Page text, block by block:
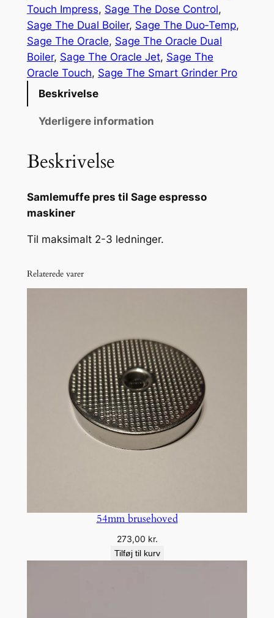
f
f
e
p
r
S
g
e
s
r
t
Touch Impress, Sage The Dose Control
Sage The Dual Boiler, Sage The Duo‑Temp
Sage The Oracle, Sage The Oracle Dual
Boiler, Sage The Oracle Jet, Sage The
Oracle Touch, Sage The Smart Grinder Pro
Beskrivelse
Yderligere information
Beskrivelse
Samlemuffe pres til Sage espresso
maskiner
Til maksimalt 2-3 ledninger.
Relaterede varer
54mm brusehoved
273,00 kr.
Tilføj til kurv